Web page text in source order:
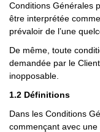
Conditions Générales
être interprétée
prévaloir de l’une
De même, toute
demandée par le
inopposable.
1.2 Définitions
Dans les Conditions
commençant avec